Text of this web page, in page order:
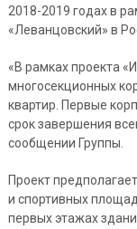
2018-2019 годах в
«Леванцовский» в
«В рамках проекта
многосекционных
квартир. Первые
срок завершения
сообщении Группы.
Проект
и спортивных
первых этажах